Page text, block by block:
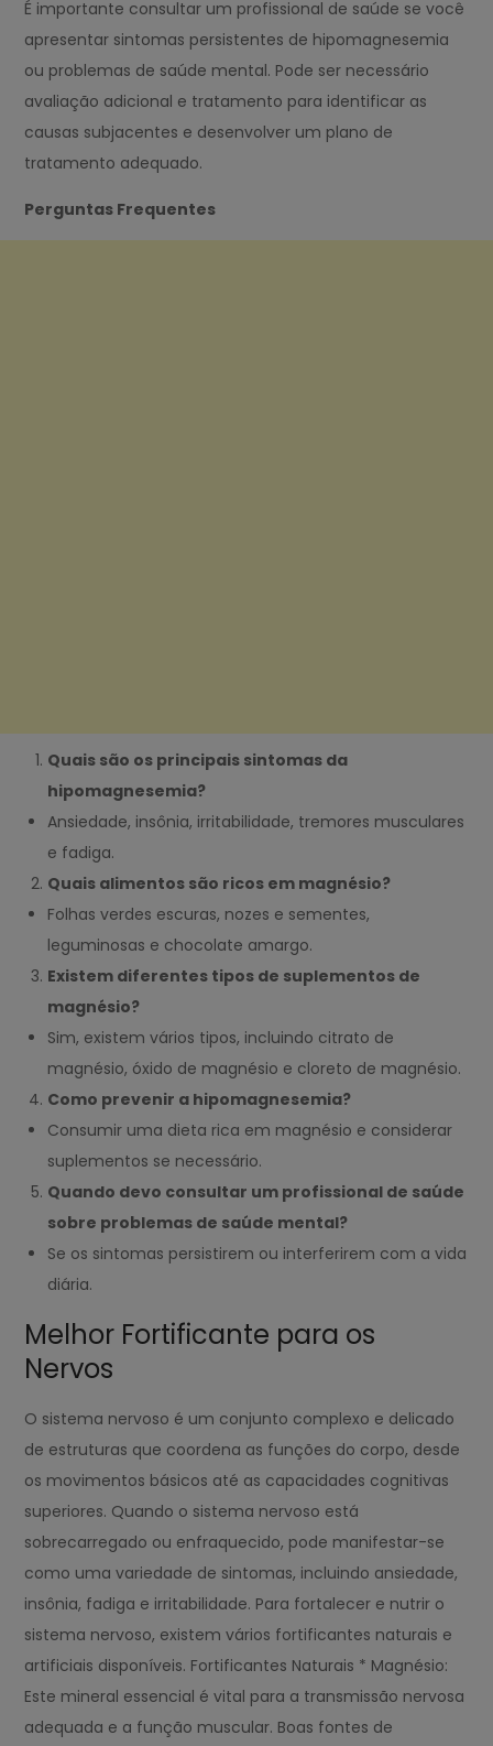
É importante consultar um profissional de saúde se você
apresentar sintomas persistentes de hipomagnesemia
ou problemas de saúde mental. Pode ser necessário
avaliação adicional e tratamento para identificar as
causas subjacentes e desenvolver um plano de
tratamento adequado.
Perguntas Frequentes
Quais são os principais sintomas da
hipomagnesemia?
Ansiedade, insônia, irritabilidade, tremores musculares
e fadiga.
Quais alimentos são ricos em magnésio?
Folhas verdes escuras, nozes e sementes,
leguminosas e chocolate amargo.
Existem diferentes tipos de suplementos de
magnésio?
Sim, existem vários tipos, incluindo citrato de
magnésio, óxido de magnésio e cloreto de magnésio.
Como prevenir a hipomagnesemia?
Consumir uma dieta rica em magnésio e considerar
suplementos se necessário.
Quando devo consultar um profissional de saúde
sobre problemas de saúde mental?
Se os sintomas persistirem ou interferirem com a vida
diária.
Melhor Fortificante para os
Nervos
O sistema nervoso é um conjunto complexo e delicado
de estruturas que coordena as funções do corpo, desde
os movimentos básicos até as capacidades cognitivas
superiores. Quando o sistema nervoso está
sobrecarregado ou enfraquecido, pode manifestar-se
como uma variedade de sintomas, incluindo ansiedade,
insônia, fadiga e irritabilidade. Para fortalecer e nutrir o
sistema nervoso, existem vários fortificantes naturais e
artificiais disponíveis. Fortificantes Naturais * Magnésio:
Este mineral essencial é vital para a transmissão nervosa
adequada e a função muscular. Boas fontes de